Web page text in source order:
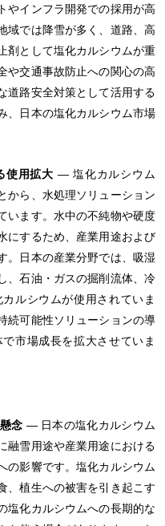
やインフラ開発での採用が高
域では降雪が多く、道路、高
剤として塩化カルシウムが重
や交通事故防止への関心の高
道路安全対策として活用する
、日本の塩化カルシウム市場
使用拡大 ― 塩化カルシウム
から、水処理ソリューション
います。水中の不純物や硬度
にするため、産業用途および
。日本の産業分野では、吸湿
、石油・ガスの掘削流体、冷
ルシウムが使用されていま
続可能性ソリューションの導
市場成長を拡大させていま
念 ― 日本の塩化カルシウム
融雪用途や産業用途における
の影響です。塩化カルシウム
、植生への被害を引き起こす
塩化カルシウムへの長期的な